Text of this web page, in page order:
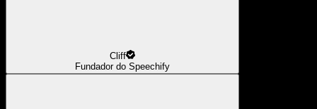
Cliff
Fundador do Speechify